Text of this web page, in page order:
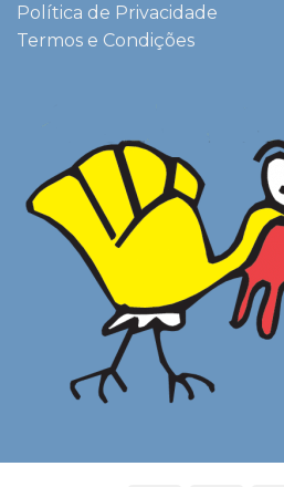
Política de Privacidade
Termos e Condições